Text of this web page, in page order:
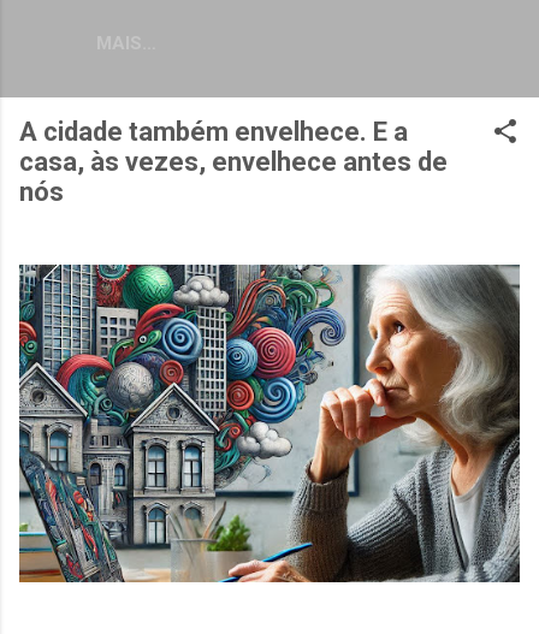
A cidade também envelhece. E a
casa, às vezes, envelhece antes de
nós